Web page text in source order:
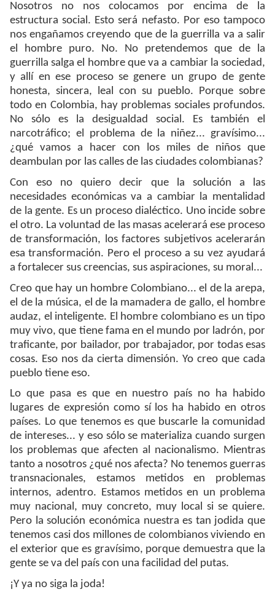
Nosotros no nos colocamos por encima de la
estructura social. Esto será nefasto. Por eso tampoco
nos engañamos creyendo que de la guerrilla va a salir
el hombre puro. No. No pretendemos que de la
guerrilla salga el hombre que va a cambiar la sociedad,
y allí en ese proceso se genere un grupo de gente
honesta, sincera, leal con su pueblo. Porque sobre
todo en Colombia, hay problemas sociales profundos.
No sólo es la desigualdad social. Es también el
narcotráfico; el problema de la niñez... gravísimo...
¿qué vamos a hacer con los miles de niños que
deambulan por las calles de las ciudades colombianas?
Con eso no quiero decir que la solución a las
necesidades económicas va a cambiar la mentalidad
de la gente. Es un proceso dialéctico. Uno incide sobre
el otro. La voluntad de las masas acelerará ese proceso
de transformación, los factores subjetivos acelerarán
esa transformación. Pero el proceso a su vez ayudará
a fortalecer sus creencias, sus aspiraciones, su moral...
Creo que hay un hombre Colombiano... el de la arepa,
el de la música, el de la mamadera de gallo, el hombre
audaz, el inteligente. El hombre colombiano es un tipo
muy vivo, que tiene fama en el mundo por ladrón, por
traficante, por bailador, por trabajador, por todas esas
cosas. Eso nos da cierta dimensión. Yo creo que cada
pueblo tiene eso.
Lo que pasa es que en nuestro país no ha habido
lugares de expresión como sí los ha habido en otros
países. Lo que tenemos es que buscarle la comunidad
de intereses... y eso sólo se materializa cuando surgen
los problemas que afecten al nacionalismo. Mientras
tanto a nosotros ¿qué nos afecta? No tenemos guerras
transnacionales, estamos metidos en problemas
internos, adentro. Estamos metidos en un problema
muy nacional, muy concreto, muy local si se quiere.
Pero la solución económica nuestra es tan jodida que
tenemos casi dos millones de colombianos viviendo en
el exterior que es gravísimo, porque demuestra que la
gente se va del país con una facilidad del putas.
¡Y ya no siga la joda!